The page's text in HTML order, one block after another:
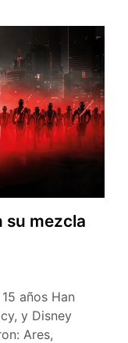
su mezcla
años Han
y Disney
Ares,